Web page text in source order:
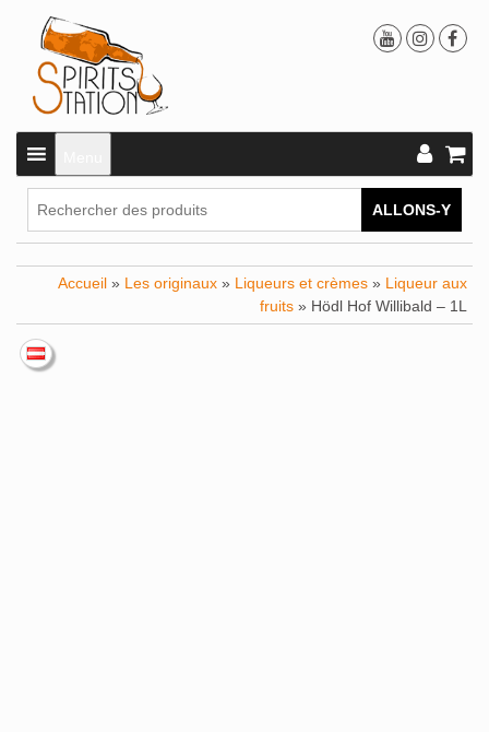
ALLONS-Y
Accueil » Les originaux » Liqueurs et crèmes » Liqueur aux
fruits » Hödl Hof Willibald – 1L